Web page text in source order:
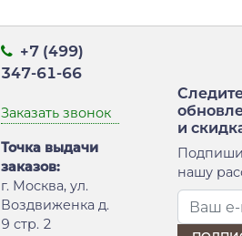
+7 (499)
347-61-66
Заказать звонок
Точка выдачи
заказов:
г. Москва, ул.
Воздвиженка д.
9 стр. 2
и
нашу